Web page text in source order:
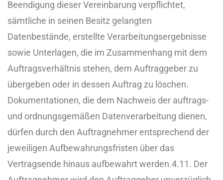
Beendigung dieser Vereinbarung verpflichtet,
sämtliche in seinen Besitz gelangten
Datenbestände, erstellte Verarbeitungsergebnisse
sowie Unterlagen, die im Zusammenhang mit dem
Auftragsverhältnis stehen, dem Auftraggeber zu
übergeben oder in dessen Auftrag zu löschen.
Dokumentationen, die dem Nachweis der auftrags-
und ordnungsgemäßen Datenverarbeitung dienen,
dürfen durch den Auftragnehmer entsprechend der
jeweiligen Aufbewahrungsfristen über das
Vertragsende hinaus aufbewahrt werden.4.11. Der